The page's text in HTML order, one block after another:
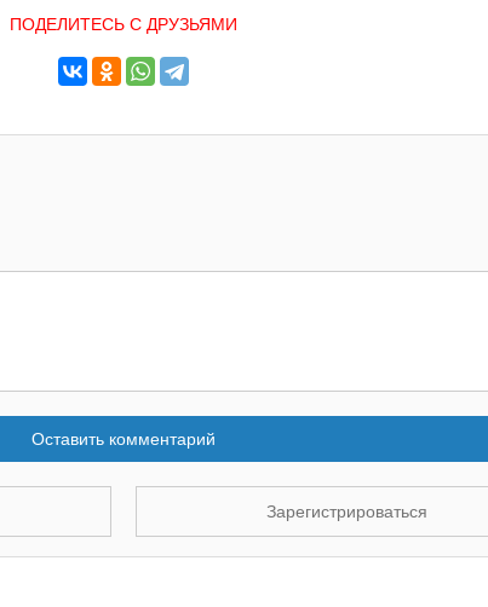
ПОДЕЛИТЕСЬ С ДРУЗЬЯМИ
Оставить комментарий
Зарегистрироваться